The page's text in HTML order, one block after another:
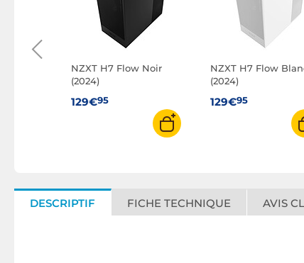
NZXT H7 Flow Noir
(2024)
129€95
NZXT H7 Flow
(2024)
129€95
DESCRIPTIF FICHE TECHNIQUE AVIS